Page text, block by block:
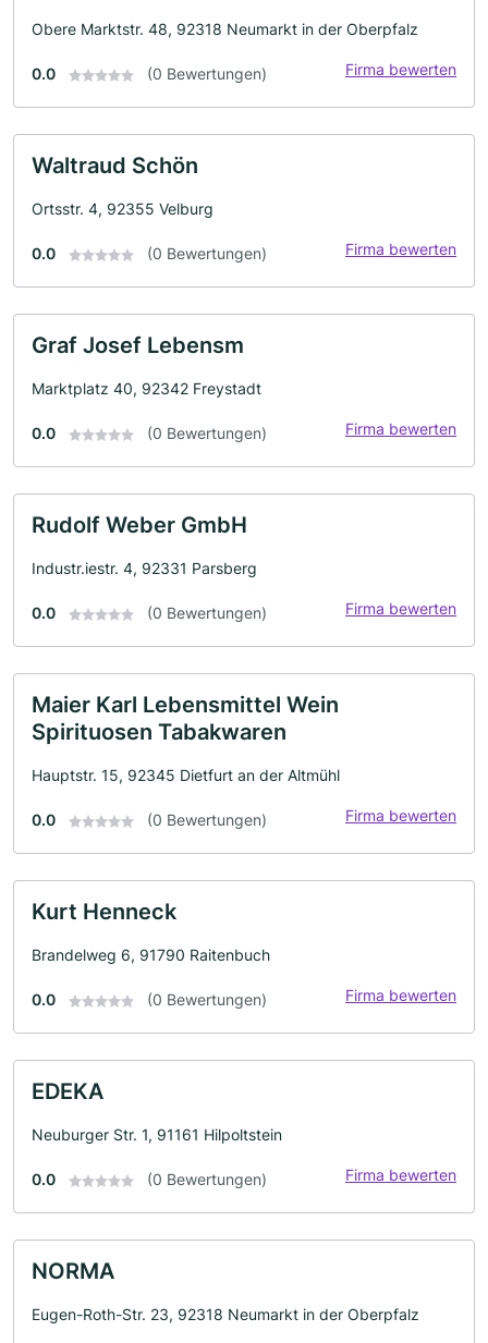
Obere Marktstr. 48, 92318 Neumarkt in der Oberpfalz
0.0 (0 Bewertungen) Firma bewerten
Waltraud Schön
Ortsstr. 4, 92355 Velburg
0.0 (0 Bewertungen) Firma bewerten
Graf Josef Lebensm
Marktplatz 40, 92342 Freystadt
0.0 (0 Bewertungen) Firma bewerten
Rudolf Weber GmbH
Industr.iestr. 4, 92331 Parsberg
0.0 (0 Bewertungen) Firma bewerten
Maier Karl Lebensmittel Wein
Spirituosen Tabakwaren
Hauptstr. 15, 92345 Dietfurt an der Altmühl
0.0 (0 Bewertungen) Firma bewerten
Kurt Henneck
Brandelweg 6, 91790 Raitenbuch
0.0 (0 Bewertungen) Firma bewerten
EDEKA
Neuburger Str. 1, 91161 Hilpoltstein
0.0 (0 Bewertungen) Firma bewerten
NORMA
Eugen-Roth-Str. 23, 92318 Neumarkt in der Oberpfalz